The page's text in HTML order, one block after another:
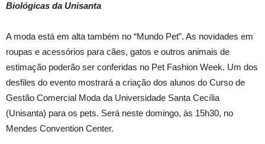
Biológicas da Unisanta
A moda está em alta também no “Mundo Pet”. As novidades em
roupas e acessórios para cães, gatos e outros animais de
estimação poderão ser conferidas no Pet Fashion Week. Um dos
desfiles do evento mostrará a criação dos alunos do Curso de
Gestão Comercial Moda da Universidade Santa Cecília
(Unisanta) para os pets. Será neste domingo, às 15h30, no
Mendes Convention Center.